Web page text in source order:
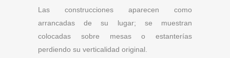
Las construcciones aparecen como
arrancadas de su lugar; se muestran
colocadas sobre mesas o estanterías
perdiendo su verticalidad original.